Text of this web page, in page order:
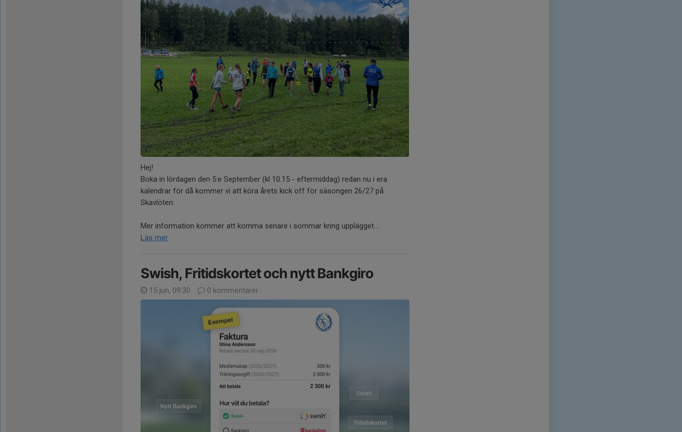
Hej!
Boka in lördagen den 5:e September (kl 10.15 - eftermiddag) redan nu i era
kalendrar för då kommer vi att köra årets kick off för säsongen 26/27 på
Skavlöten.
Mer information kommer att komma senare i sommar kring upplägget....
Läs mer
Swish, Fritidskortet och nytt Bankgiro
15 jun, 09:30 0 kommentarer